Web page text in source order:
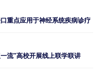
重点应用于神经系统疾病诊疗
流”高校开展线上联学联讲